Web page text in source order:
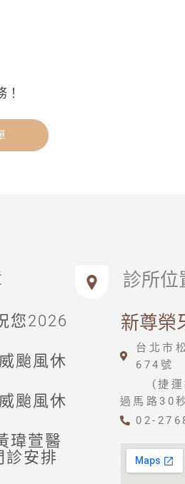
您2026
颱風休
颱風休
瑋萱醫
診安排
診所位
新尊榮
台北市
674號
(捷運松
過馬路30
02-